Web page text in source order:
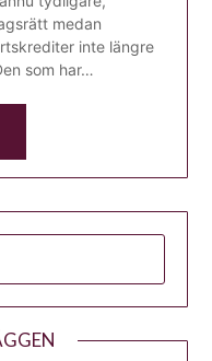
medan
inte längre
som har…